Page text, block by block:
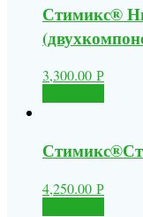
Стимикс®
3,300.00 Р
4,250.00 Р